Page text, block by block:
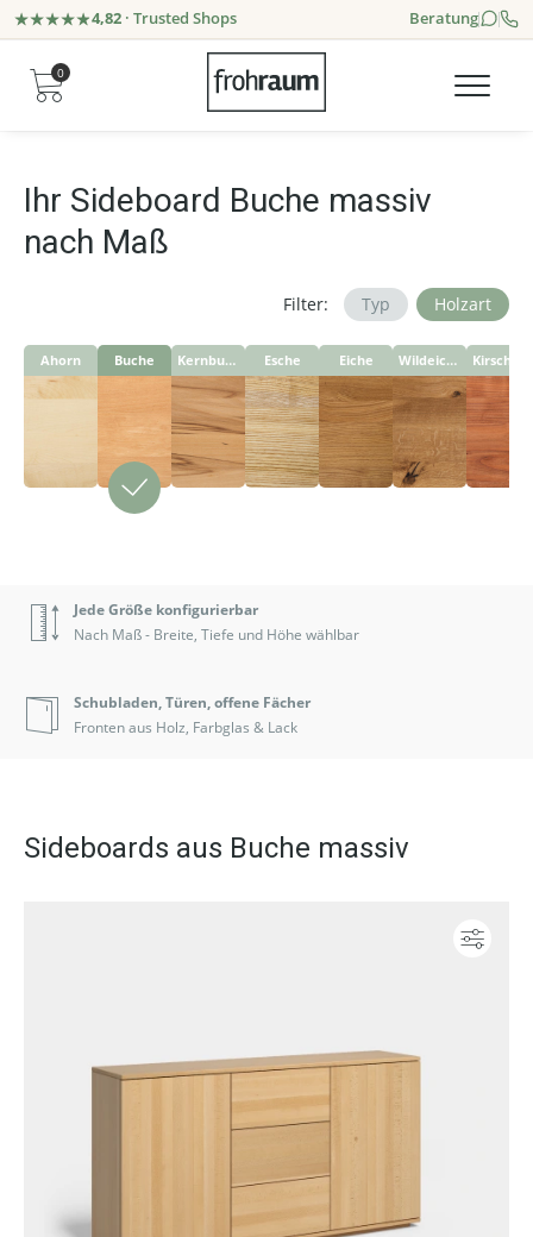
4,82 · Trusted Shops Beratung
0
Ihr Sideboard Buche massiv
nach Maß
Filter: Typ Holzart
Ahorn Buche Kernbuche Esche Eiche Wildeiche
Jede Größe konfigurierbar
Nach Maß - Breite, Tiefe und Höhe wählbar
Schubladen, Türen, offene Fächer
Fronten aus Holz, Farbglas & Lack
Sideboards aus Buche massiv